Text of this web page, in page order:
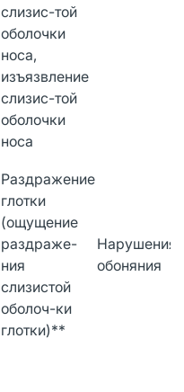
слизис-той
оболочки
носа,
изъязвление
слизис-той
оболочки
носа
Раздражение
глотки
(ощущение
раздраже-
ния
слизистой
оболоч-ки
глотки)**
Нарушения
обоняния